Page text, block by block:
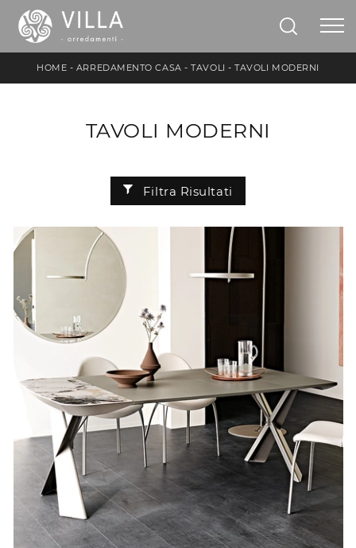
HOME - ARREDAMENTO CASA -TAVOLI -TAVOLI MODERNI
TAVOLI MODERNI
Filtra Risultati